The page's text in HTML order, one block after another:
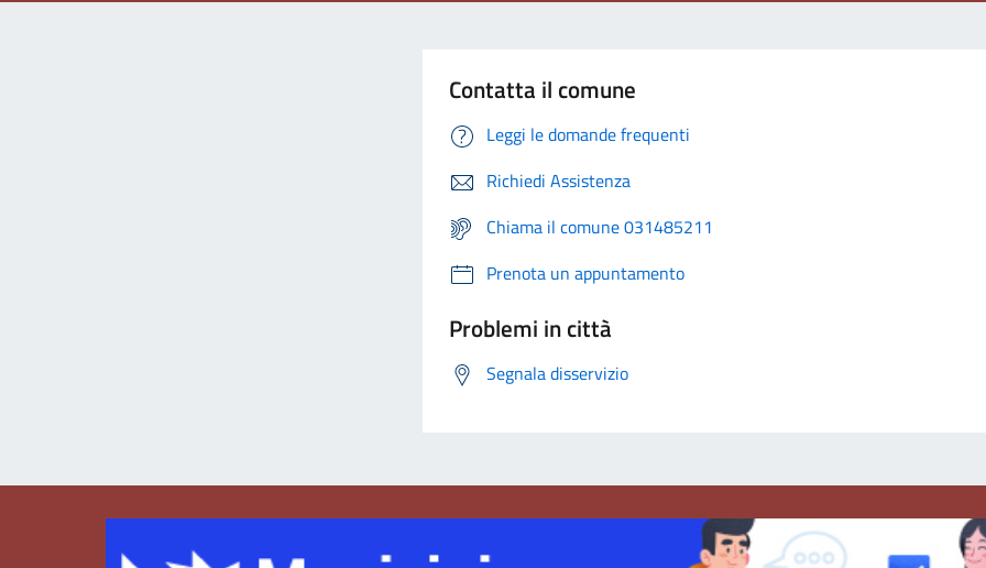
Contatta il comune
Leggi le domande frequenti
Richiedi Assistenza
Chiama il comune 031485211
Prenota un appuntamento
Problemi in città
Segnala disservizio